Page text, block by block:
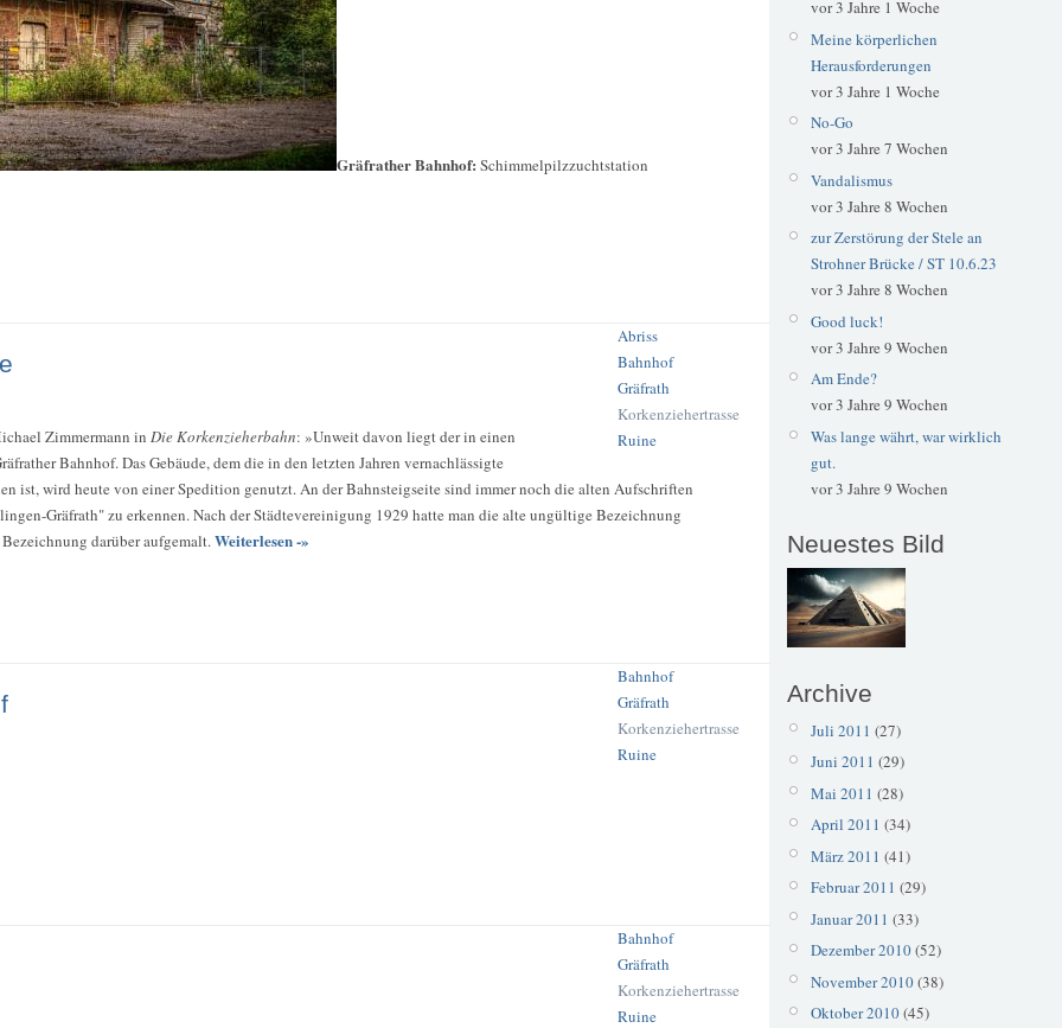
Gräfrather Bahnhof: Schimmelpilzzuchtstation
Abriss
Bahnhof
Gräfrath
Korkenziehertrasse
Ruine
Zimmermann in Die Korkenzieherbahn: »Unweit davon liegt der in einen
Bahnhof. Das Gebäude, dem die in den letzten Jahren vernachlässigte
ist, wird heute von einer Spedition genutzt. An der Bahnsteigseite sind immer noch die alten Aufschriften
Gräfrath" zu erkennen. Nach der Städtevereinigung 1929 hatte man die alte ungültige Bezeichnung
darüber aufgemalt.Weiterlesen -»
Bahnhof
Gräfrath
Korkenziehertrasse
Ruine
Bahnhof
Gräfrath
Korkenziehertrasse
Ruine
vor 3 Jahre 1 Woche
Meine körperlichen
Herausforderungen
vor 3 Jahre 1 Woche
No-Go
vor 3 Jahre 7 Wochen
Vandalismus
vor 3 Jahre 8 Wochen
zur Zerstörung der Stele an
Strohner Brücke / ST 10.6.23
vor 3 Jahre 8 Wochen
Good luck!
vor 3 Jahre 9 Wochen
Am Ende?
vor 3 Jahre 9 Wochen
Was lange währt, war wirklich
gut.
vor 3 Jahre 9 Wochen
Neuestes Bild
Archive
Juli 2011 (27)
Juni 2011 (29)
Mai 2011 (28)
April 2011 (34)
März 2011 (41)
Februar 2011 (29)
Januar 2011 (33)
Dezember 2010(52)
November 2010(38)
Oktober 2010(45)